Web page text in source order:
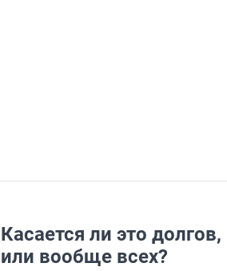
Касается ли это
или вообще всех?